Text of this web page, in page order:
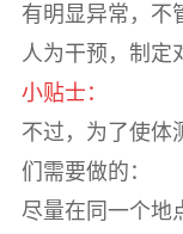
有明显异常，不
人为干预，制定
小贴士：
不过，为了使体
们需要做的：
尽量在同一个地